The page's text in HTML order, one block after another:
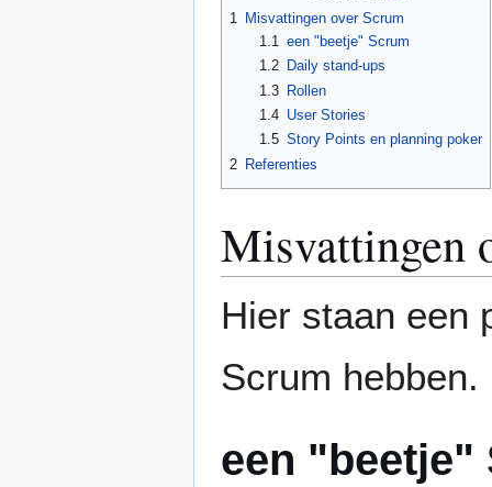
1
Misvattingen over Scrum
1.1
een "beetje" Scrum
1.2
Daily stand-ups
1.3 Rollen
1.4 User Stories
1.5 Story Points en planning poker
2 Referenties
Misvattingen
Hier staan een
Scrum hebben.
een "beetje"